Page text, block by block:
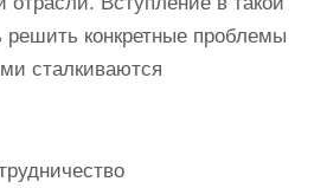
конкретные проблемы
сталкиваются